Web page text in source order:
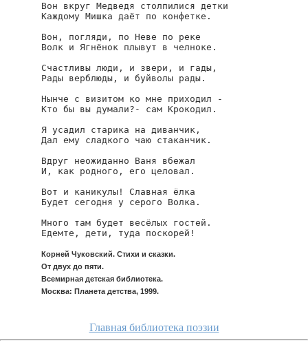
Вон вкруг Медведя столпилися детки
Каждому Мишка даёт по конфетке.
Вон, погляди, по Неве по реке
Волк и Ягнёнок плывут в челноке.
Счастливы люди, и звери, и гады,
Рады верблюды, и буйволы рады.
Нынче с визитом ко мне приходил -
Кто бы вы думали?- сам Крокодил.
Я усадил старика на диванчик,
Дал ему сладкого чаю стаканчик.
Вдруг неожиданно Ваня вбежал
И, как родного, его целовал.
Вот и каникулы! Славная ёлка
Будет сегодня у серого Волка.
Много там будет весёлых гостей.
Едемте, дети, туда поскорей!
Корней Чуковский. Стихи и сказки.
От двух до пяти.
Всемирная детская библиотека.
Москва: Планета детства, 1999.
Главная библиотека поэзии